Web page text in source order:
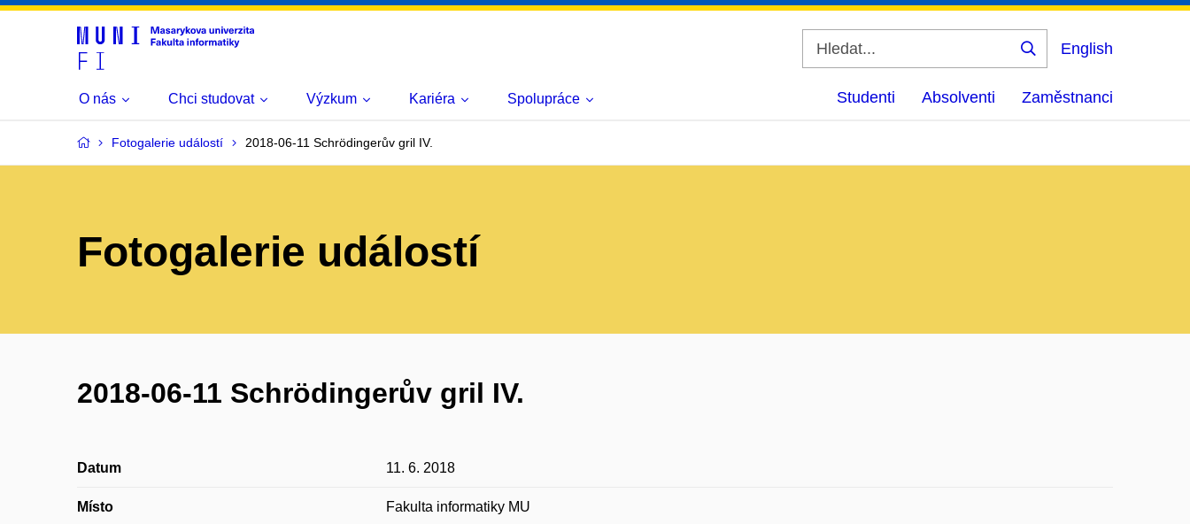
Vyhledat
English
O nás Chci studovat Výzkum Kariéra Spolupráce Studenti Absolventi Zaměstnanci
Fotogalerie událostí 2018-06-11 Schrödingerův gril IV.
Fotogalerie událostí
2018-06-11 Schrödingerův gril IV.
Datum 11. 6. 2018
Místo Fakulta informatiky MU